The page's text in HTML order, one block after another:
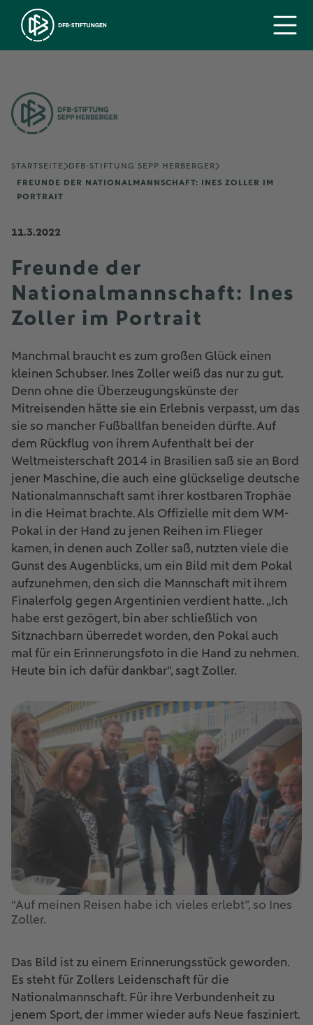
STARTSEITE
DFB-STIFTUNG SEPP HERBERGER
FREUNDE DER NATIONALMANNSCHAFT: INES ZOLLER IM
PORTRAIT
11.3.2022
Freunde der
Nationalmannschaft: Ines
Zoller im Portrait
Manchmal braucht es zum großen Glück einen
kleinen Schubser. Ines Zoller weiß das nur zu gut.
Denn ohne die Überzeugungskünste der
Mitreisenden hätte sie ein Erlebnis verpasst, um das
sie so mancher Fußballfan beneiden dürfte. Auf
dem Rückflug von ihrem Aufenthalt bei der
Weltmeisterschaft 2014 in Brasilien saß sie an Bord
jener Maschine, die auch eine glückselige deutsche
Nationalmannschaft samt ihrer kostbaren Trophäe
in die Heimat brachte. Als Offizielle mit dem WM-
Pokal in der Hand zu jenen Reihen im Flieger
kamen, in denen auch Zoller saß, nutzten viele die
Gunst des Augenblicks, um ein Bild mit dem Pokal
aufzunehmen, den sich die Mannschaft mit ihrem
Finalerfolg gegen Argentinien verdient hatte. „Ich
habe erst gezögert, bin aber schließlich von
Sitznachbarn überredet worden, den Pokal auch
mal für ein Erinnerungsfoto in die Hand zu nehmen.
Heute bin ich dafür dankbar“, sagt Zoller.
“Auf meinen Reisen habe ich vieles erlebt”, so Ines
Zoller.
Das Bild ist zu einem Erinnerungsstück geworden.
Es steht für Zollers Leidenschaft für die
Nationalmannschaft. Für ihre Verbundenheit zu
jenem Sport, der immer wieder aufs Neue fasziniert.